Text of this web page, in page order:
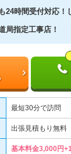
24時間受付対応！
局指定工事店！
最短30分で訪問
出張見積もり無料
基本料金3,000円